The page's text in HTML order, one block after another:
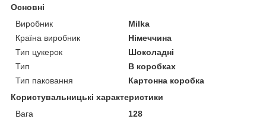
Основні
Виробник
Milka
Країна виробник
Німеччина
Тип цукерок
Шоколадні
Тип
В коробках
Тип паковання
Картонна коробка
Користувальницькі характеристики
Вага
128